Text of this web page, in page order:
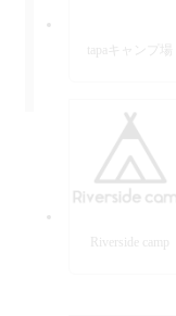
tapaキャンプ場
Riverside camp